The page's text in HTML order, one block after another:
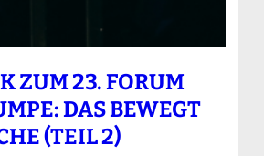
ZUM 23. FORUM
DAS BEWEGT
(TEIL 2)